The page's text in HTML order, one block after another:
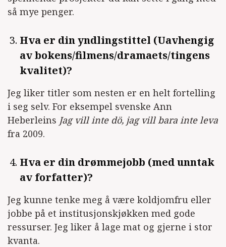
så mye penger.
Hva er din yndlingstittel (Uavhengig
av bokens/filmens/dramaets/tingens
kvalitet)?
Jeg liker titler som nesten er en helt fortelling
i seg selv. For eksempel svenske Ann
Heberleins Jag vill inte dö, jag vill bara inte leva
fra 2009.
Hva er din drømmejobb (med unntak
av forfatter)?
Jeg kunne tenke meg å være koldjomfru eller
jobbe på et institusjonskjøkken med gode
ressurser. Jeg liker å lage mat og gjerne i stor
kvanta.